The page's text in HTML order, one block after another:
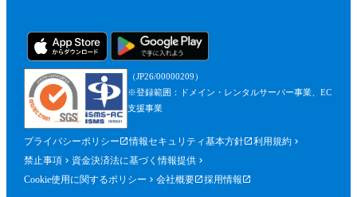
（JP26/00000209）
※登録範囲：ドメイン・レンタルサーバー事業、EC
支援事業
プライバシーポリシー 情報セキュリティ基本方針
利用規約
禁止事項
資金決済法に基づく情報提供
Cookie使用に関するポリシー
会社概要 採用情報